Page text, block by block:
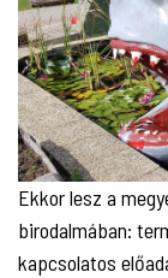
Ekkor lesz a
birodalmában:
kapcsolatos